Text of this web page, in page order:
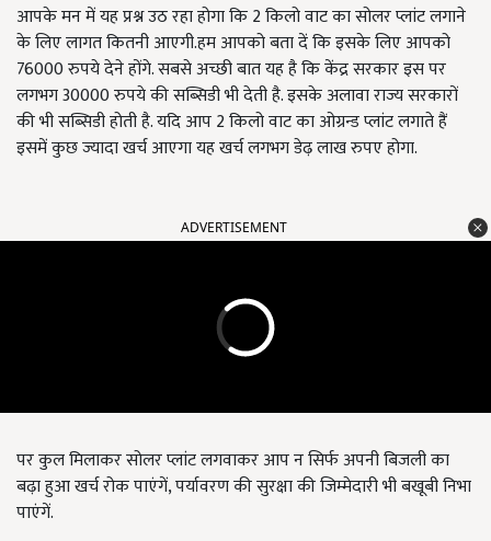
आपके मन में यह प्रश्न उठ रहा होगा कि 2 किलो वाट का सोलर प्लांट लगाने
के लिए लागत कितनी आएगी.हम आपको बता दें कि इसके लिए आपको
76000 रुपये देने होंगे. सबसे अच्छी बात यह है कि केंद्र सरकार इस पर
लगभग 30000 रुपये की सब्सिडी भी देती है. इसके अलावा राज्य सरकारों
की भी सब्सिडी होती है. यदि आप 2 किलो वाट का ओग्रन्ड प्लांट लगाते हैं
इसमें कुछ ज्यादा खर्च आएगा यह खर्च लगभग डेढ़ लाख रुपए होगा.
ADVERTISEMENT
पर कुल मिलाकर सोलर प्लांट लगवाकर आप न सिर्फ अपनी बिजली का
बढ़ा हुआ खर्च रोक पाएंगें, पर्यावरण की सुरक्षा की जिम्मेदारी भी बखूबी निभा
पाएंगें.